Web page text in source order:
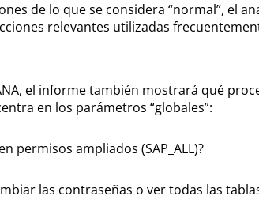
de lo que se considera “normal”, el
relevantes utilizadas
el informe también mostrará qué
en los parámetros “globales”:
permisos ampliados (SAP_ALL)?
las contraseñas o ver todas las